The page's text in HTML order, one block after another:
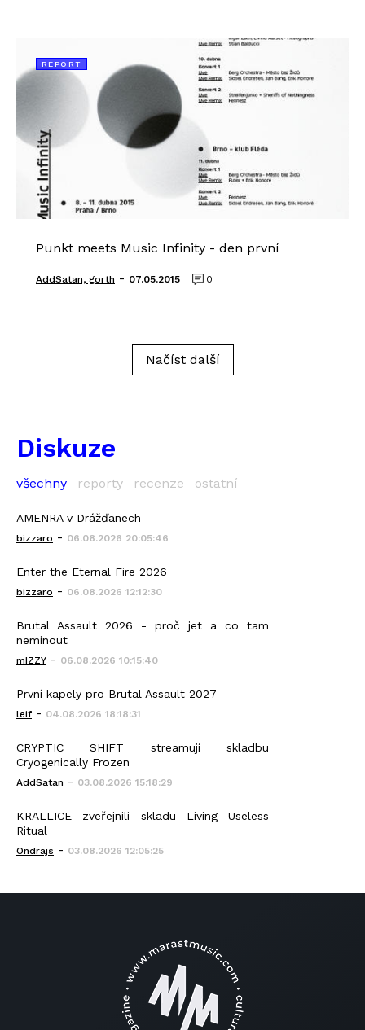
REPORT
Punkt meets Music Infinity - den první
AddSatan, gorth - 07.05.2015 0
Načíst další
Diskuze
všechny reporty recenze ostatní
AMENRA v Drážďanech
bizzaro - 06.08.2026 20:05:46
Enter the Eternal Fire 2026
bizzaro - 06.08.2026 12:12:30
Brutal Assault 2026 - proč jet a co tam
neminout
mIZZY - 06.08.2026 10:15:40
První kapely pro Brutal Assault 2027
leif - 04.08.2026 18:18:31
CRYPTIC SHIFT streamují skladbu
Cryogenically Frozen
AddSatan - 03.08.2026 15:18:29
KRALLICE zveřejnili skladu Living Useless
Ritual
Ondrajs - 03.08.2026 12:05:25